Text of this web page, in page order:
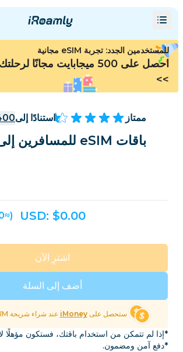
للمستخدمين الجدد: تجربة eSIM مجانية
احصل على 500 ميجابايت مجانًا لرحلتك القادمة
>>
ممتاز استنادًا إلى
باقات eSIM للمسافرين إلى بروناي
USD: $0.00 (≈‏0.00 US$ / يوم)
أضف إلى السلة
اشترِ الآن
ستحصل علىiMoney عند شراء شريحة eSIM والتوصية بها.
*إذا لم تتمكن من استخدام باقتك، فستكون مؤهلًا
*دفع آمن ومضمون.